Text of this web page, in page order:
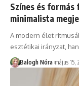
Színes és formás
minimalista
A modern élet
esztétikai irányzat,
Balogh Nóra május 15,